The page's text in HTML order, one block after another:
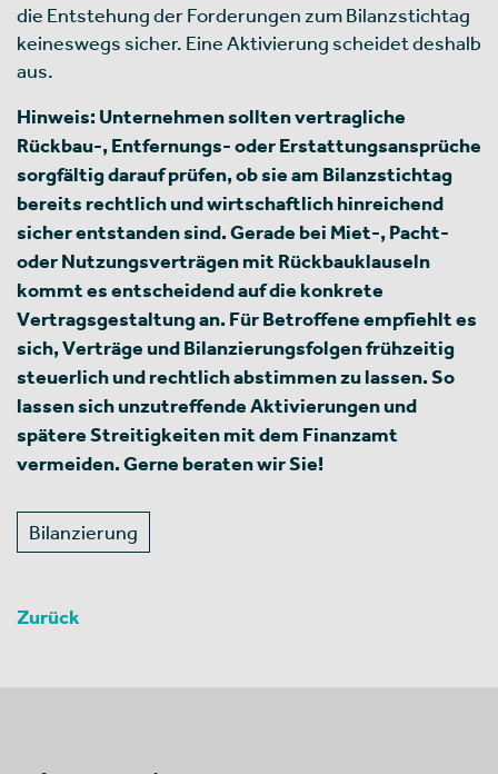
die Entstehung der Forderungen zum Bilanzstichtag
keineswegs sicher. Eine Aktivierung scheidet deshalb
aus.
Hinweis: Unternehmen sollten vertragliche
Rückbau-, Entfernungs- oder Erstattungsansprüche
sorgfältig darauf prüfen, ob sie am Bilanzstichtag
bereits rechtlich und wirtschaftlich hinreichend
sicher entstanden sind. Gerade bei Miet-, Pacht-
oder Nutzungsverträgen mit Rückbauklauseln
kommt es entscheidend auf die konkrete
Vertragsgestaltung an. Für Betroffene empfiehlt es
sich, Verträge und Bilanzierungsfolgen frühzeitig
steuerlich und rechtlich abstimmen zu lassen. So
lassen sich unzutreffende Aktivierungen und
spätere Streitigkeiten mit dem Finanzamt
vermeiden. Gerne beraten wir Sie!
Bilanzierung
Zurück